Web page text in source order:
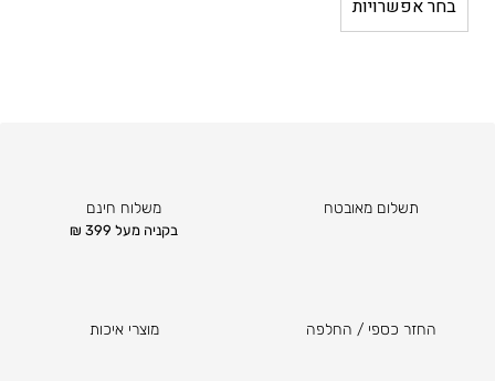
בחר אפשרויות
תשלום מאובטח משלוח חינם
בקניה מעל 399 ₪
החזר כספי / החלפה מוצרי איכות